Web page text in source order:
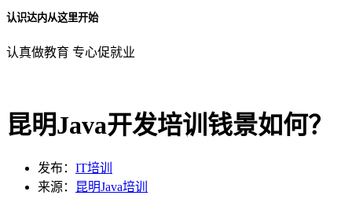
认识达内从这里开始
认真做教育 专心促就业
昆明Java开发培训钱景如何？
发布： IT培训
来源：
昆明Java培训